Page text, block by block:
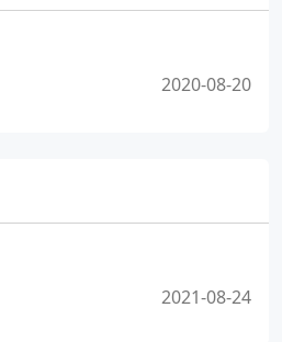
2020-08-20
2021-08-24